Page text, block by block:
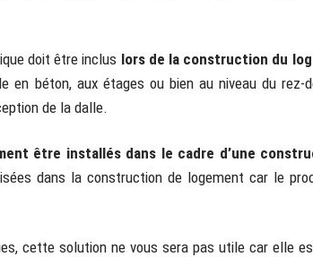
doit être inclus lors de la construction du
en béton, aux étages ou bien au niveau du rez-
de la dalle.
être installés dans le cadre d’une
dans la construction de logement car le
cette solution ne vous sera pas utile car elle